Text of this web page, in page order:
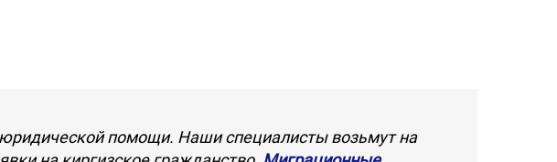
помощи. Наши специалисты возьмут на